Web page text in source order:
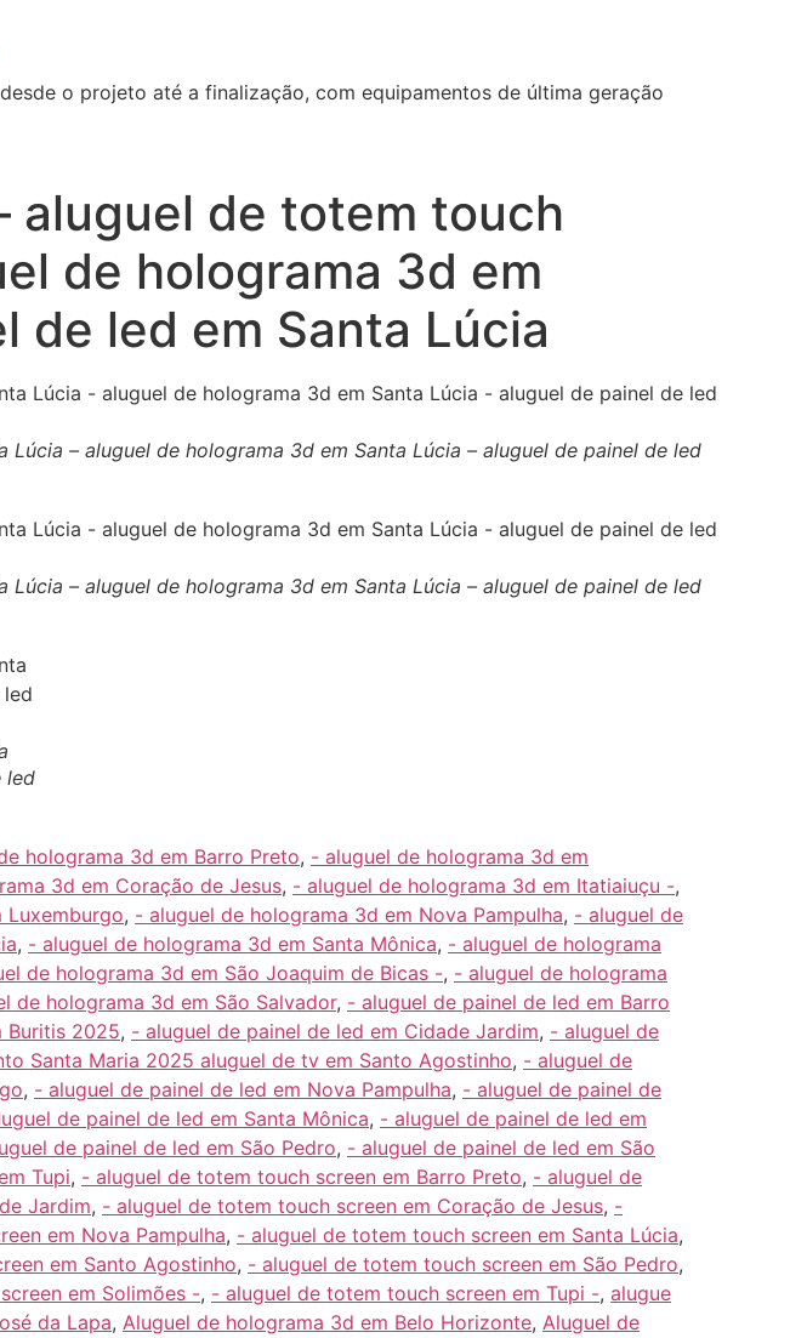
o projeto até a finalização, com equipamentos de última geração
aluguel de totem touch
de holograma 3d em
de led em Santa Lúcia
– aluguel de holograma 3d em Santa Lúcia – aluguel de painel de led
– aluguel de holograma 3d em Santa Lúcia – aluguel de painel de led
led
holograma 3d em Barro Preto, - aluguel de holograma 3d em
3d em Coração de Jesus, - aluguel de holograma 3d em Itatiaiuçu -,
Luxemburgo, - aluguel de holograma 3d em Nova Pampulha, - aluguel de
, - aluguel de holograma 3d em Santa Mônica, - aluguel de holograma
de holograma 3d em São Joaquim de Bicas -, - aluguel de holograma
de holograma 3d em São Salvador, - aluguel de painel de led em Barro
Buritis 2025, - aluguel de painel de led em Cidade Jardim, - aluguel de
Santa Maria 2025 aluguel de tv em Santo Agostinho, - aluguel de
, - aluguel de painel de led em Nova Pampulha, - aluguel de painel de
de painel de led em Santa Mônica, - aluguel de painel de led em
de painel de led em São Pedro, - aluguel de painel de led em São
Tupi, - aluguel de totem touch screen em Barro Preto, - aluguel de
Jardim, - aluguel de totem touch screen em Coração de Jesus, -
em Nova Pampulha, - aluguel de totem touch screen em Santa Lúcia,
em Santo Agostinho, - aluguel de totem touch screen em São Pedro,
em Solimões -, - aluguel de totem touch screen em Tupi -, alugue
da Lapa, Aluguel de holograma 3d em Belo Horizonte, Aluguel de